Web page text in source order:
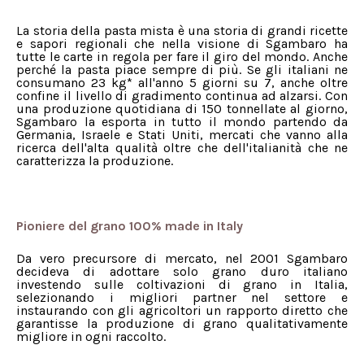
La storia della pasta mista è una storia di grandi ricette
e sapori regionali che nella visione di Sgambaro ha
tutte le carte in regola per fare il giro del mondo. Anche
perché la pasta piace sempre di più. Se gli italiani ne
consumano 23 kg* all'anno 5 giorni su 7, anche oltre
confine il livello di gradimento continua ad alzarsi. Con
una produzione quotidiana di 150 tonnellate al giorno,
Sgambaro la esporta in tutto il mondo partendo da
Germania, Israele e Stati Uniti, mercati che vanno alla
ricerca dell'alta qualità oltre che dell'italianità che ne
caratterizza la produzione.
Pioniere del grano 100% made in Italy
Da vero precursore di mercato, nel 2001 Sgambaro
decideva di adottare solo grano duro italiano
investendo sulle coltivazioni di grano in Italia,
selezionando i migliori partner nel settore e
instaurando con gli agricoltori un rapporto diretto che
garantisse la produzione di grano qualitativamente
migliore in ogni raccolto.